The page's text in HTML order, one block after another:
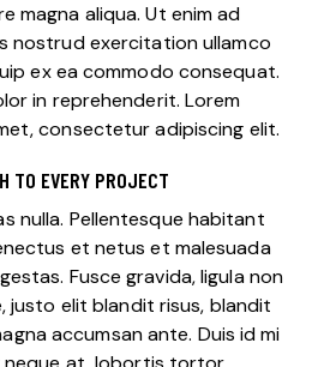
magna aliqua. Ut enim ad
nostrud exercitation ullamco
ex ea commodo consequat.
in reprehenderit. Lorem
consectetur adipiscing elit.
TO EVERY PROJECT
nulla. Pellentesque habitant
et netus et malesuada
Fusce gravida, ligula non
justo elit blandit risus, blandit
accumsan ante. Duis id mi